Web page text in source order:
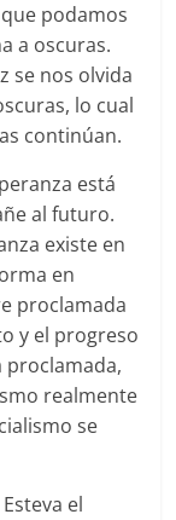
podamos
a oscuras.
se nos olvida
lo cual
continúan.
está
al futuro.
existe en
en
proclamada
y el progreso
proclamada,
realmente
se
el